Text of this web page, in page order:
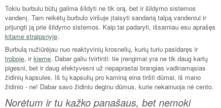
Tokiu burbulu būtų galima šildyti ne tik orą, bet ir šildymo sistemos
vandenį. Tam reikėtų burbulo viršuje įtaisyti sandarią talpą vandeniui ir
prijungti ją prie šildymo sistemos. Kaip tai padaryti, išsamiau esu aprašęs
kitame straipsnyje.
Burbulą nužiūrėjau nuo reaktyvinių krosnelių, kurių turiu pasidaręs ir
troboje, irkieme. Dabar galiu tvirtinti: tie įrengimai yra ne tik daug kartų
pigesni, bet ir daug efektyvesni už nepaprastai brangias vadinamąsias
židinių kapsules. Iš tų kapsulių pro kaminą eina tiršti dūmai, iš mano
židinio - ne! Dabar savo židiniu deginu dūmus, kurie nekainuoja nė cento.
Norėtum ir tu kažko panašaus, bet nemoki